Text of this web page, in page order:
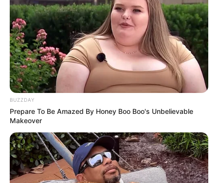
BUZZDAY
Prepare To Be Amazed By Honey Boo Boo's Unbelievable
Makeover